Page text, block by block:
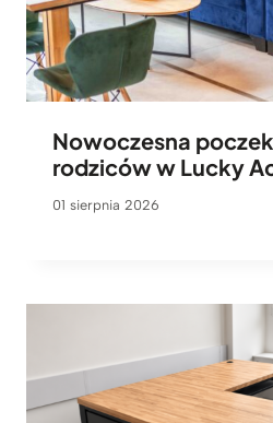
Nowoczesna
rodziców w Lucky
01 sierpnia 2026